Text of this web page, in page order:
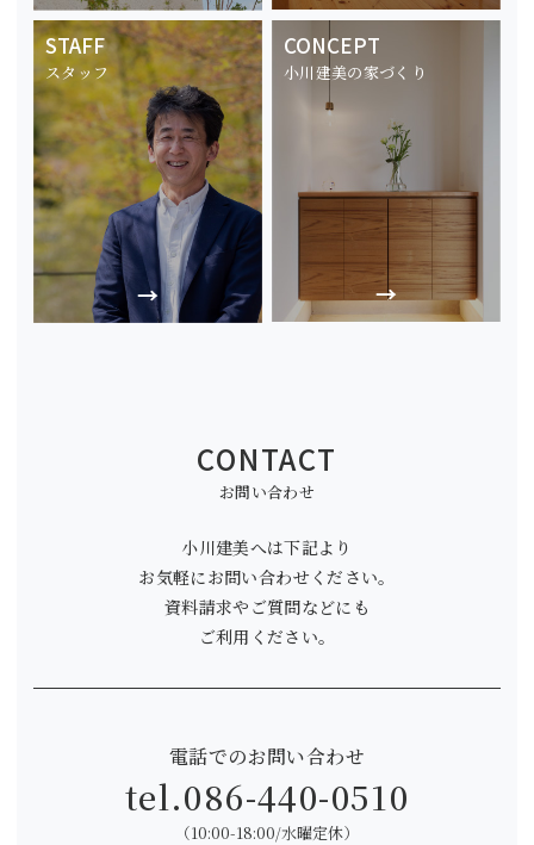
STAFF
スタッフ
CONCEPT
小川建美の家づくり
CONTACT
お問い合わせ
小川建美へは下記より
お気軽にお問い合わせください。
資料請求やご質問などにも
ご利用ください。
電話でのお問い合わせ
tel.086-440-0510
（10:00-18:00/水曜定休）